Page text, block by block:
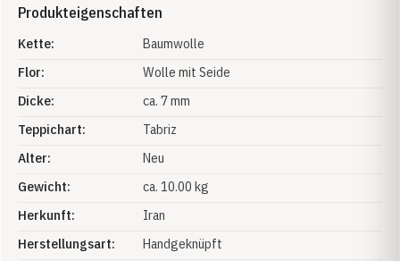
Produkteigenschaften
Kette:
Baumwolle
Flor:
Wolle mit Seide
Dicke:
ca. 7 mm
Teppichart:
Tabriz
Alter:
Neu
Gewicht:
ca. 10.00 kg
Herkunft:
Iran
Herstellungsart:
Handgeknüpft